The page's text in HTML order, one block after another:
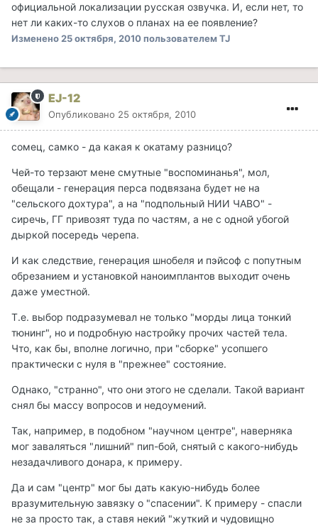
официальной локализации русская озвучка. И, если нет, то
нет ли каких-то слухов о планах на ее появление?
Изменено25 октября, 2010пользователем TJ
EJ-12
Опубликовано 25 октября, 2010
сомец, самко - да какая к окатаму разницо?
Чей-то терзают мене смутные "воспоминанья", мол,
обещали - генерация перса подвязана будет не на
"сельского дохтура", а на "подпольный НИИ ЧАВО" -
сиречь, ГГ привозят туда по частям, а не с одной убогой
дыркой посередь черепа.
И как следствие, генерация шнобеля и пэйсоф с попутным
обрезанием и установкой наноимплантов выходит очень
даже уместной.
Т.е. выбор подразумевал не только "морды лица тонкий
тюнинг", но и подробную настройку прочих частей тела.
Что, как бы, вполне логично, при "сборке" усопшего
практически с нуля в "прежнее" состояние.
Однако, "странно", что они этого не сделали. Такой вариант
снял бы массу вопросов и недоумений.
Так, например, в подобном "научном центре", наверняка
мог заваляться "лишний" пип-бой, снятый с какого-нибудь
незадачливого донара, к примеру.
Да и сам "центр" мог бы дать какую-нибудь более
вразумительную завязку о "спасении". К примеру - спасли
не за просто так, а ставя некий "жуткий и чудовищно